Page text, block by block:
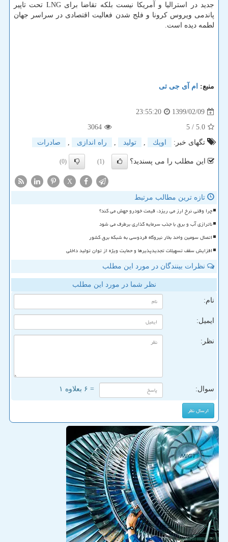
جدید در استرالیا و آمریکا نیست بلکه تقاضا برای LNG تحت تاپیر
پاندمی ویروس کرونا و فلج شدن فعالیت اقتصادی در سراسر جهان
لطمه دیده است.
منبع: ام آی جی تی
1399/02/09
23:55:20
5.0
/ 5
3064
تگهای خبر:
اوپك , تولید , راه اندازی , صادرات
این مطلب را می پسندید؟ (1)
(0)
X
تازه ترین مطالب مرتبط
چرا وقتی نرخ ارز می ریزد، قیمت خودرو جهش می کند؟
ناترازی آب و برق با جذب سرمایه گذاری برطرف می شود
اتصال سومین واحد بخار نیروگاه فردوسی به شبکه برق کشور
افزایش سقف تسهیلات تجدیدپذیرها و حمایت ویژه از توان تولید داخلی
نظرات بینندگان در مورد این مطلب
نظر شما در مورد این مطلب
نام:
ایمیل:
نظر:
سوال: = ۶ بعلاوه ۱